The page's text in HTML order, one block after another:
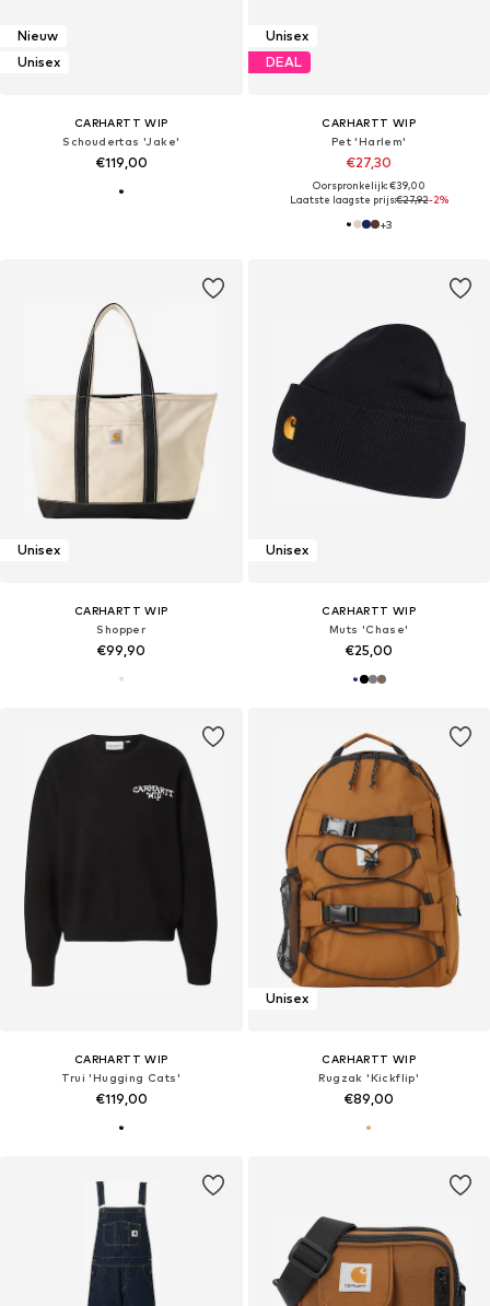
Nieuw
Unisex
CARHARTT WIP
Schoudertas 'Jake'
€119,00
Unisex
DEAL
CARHARTT WIP
Pet 'Harlem'
€27,30
Oorspronkelijk: €39,00
Laatste laagste prijs:€27,92-2%
+3
Unisex
CARHARTT WIP
Shopper
€99,90
Unisex
CARHARTT WIP
Muts 'Chase'
€25,00
CARHARTT WIP
Trui 'Hugging Cats'
€119,00
Unisex
CARHARTT WIP
Rugzak 'Kickflip'
€89,00